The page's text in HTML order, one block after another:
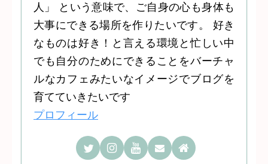
人」 という意味で、ご自身の心も身体も
大事にできる場所を作りたいです。 好き
なものは好き！と言える環境と忙しい中
でも自分のためにできることをバーチャ
ルなカフェみたいなイメージでブログを
育てていきたいです
プロフィール